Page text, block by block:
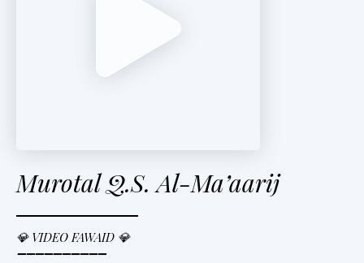
e
Murotal Q.S. Al-Ma’aarij
💎 VIDEO FAWAID 💎
➖➖➖➖➖➖➖➖➖➖